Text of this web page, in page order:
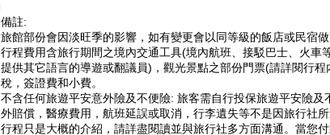
備註:
旅館部份會因淡旺季的影響，如有變更會以同等級的飯店或民宿做
行程費用含旅行期間之境內交通工具(境內航班、接駁巴士、火
提供其它語言的導遊或翻議員)，觀光景點之部份門票(請詳閱行
稅，簽證費和小費。
不含任何旅遊平安意外險及不便險: 旅客需自行投保旅遊平安險
外賠償，醫療費用，航班延誤或取消，行李遺失等不是因旅行社
行程只是大概的介紹，請詳盡閱讀並與旅行社多方面溝通。當您